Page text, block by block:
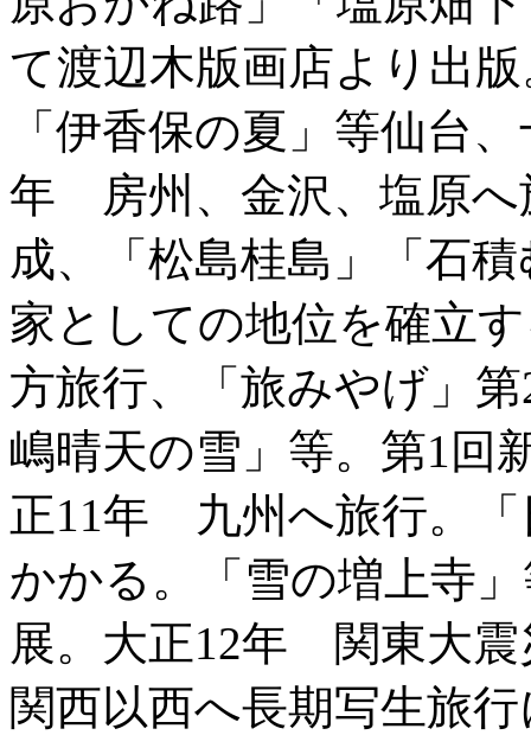
て渡辺木版画店より出
「伊香保の夏」等仙台
年 房州、金沢、塩原へ
成、「松島桂島」「石
家としての地位を確立
方旅行、「旅みやげ」
嶋晴天の雪」等。第1回
正11年 九州へ旅行。「
かかる。「雪の増上寺
展。大正12年 関東大
関西以西へ長期写生旅